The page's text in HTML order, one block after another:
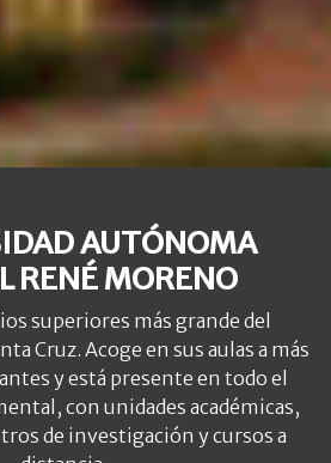
AUTÓNOMA
RENÉ MORENO
superiores más grande del
Cruz. Acoge en sus aulas a más
y está presente en todo el
con unidades académicas,
de investigación y cursos a